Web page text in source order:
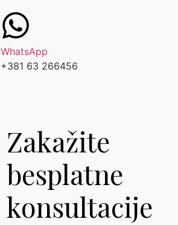
WhatsApp
+381 63 266456
Zakažite
besplatne
konsultacije